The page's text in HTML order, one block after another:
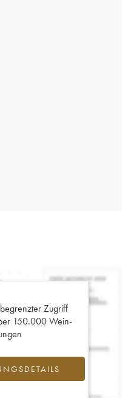
Zugriff
150.000 Wein-